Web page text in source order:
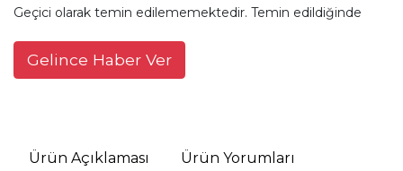
Geçici olarak temin edilememektedir. Temin edildiğinde
Gelince Haber Ver
Ürün Açıklaması Ürün Yorumları